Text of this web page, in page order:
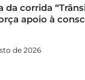
da corrida
apoio à
de 2026